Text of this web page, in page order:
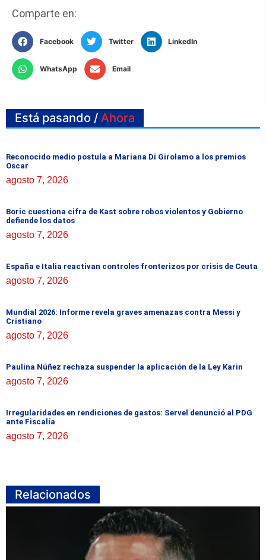
Comparte en:
Facebook Twitter LinkedIn
WhatsApp Email
Está pasando / Ahora
Reconocido medio postula a Mariana Di Girolamo a los premios
Oscar
agosto 7, 2026
Boric cuestiona cifra de Kast sobre robos violentos y Gobierno
defiende los datos
agosto 7, 2026
España e Italia reactivan controles fronterizos por crisis de Ceuta
agosto 7, 2026
Mundial 2026: Informe revela graves amenazas contra Messi y
Cristiano
agosto 7, 2026
Paulina Núñez rechaza suspender la aplicación de la Ley Karin
agosto 7, 2026
Irregularidades en rendiciones de gastos: Servel denunció al PDG
ante Fiscalía
agosto 7, 2026
Relacionados